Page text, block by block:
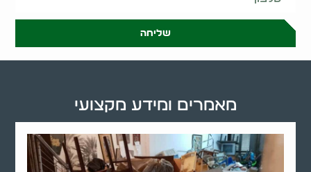
שליחה
מאמרים ומידע מקצועי